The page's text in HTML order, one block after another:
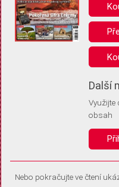
Pro základní fungování webu
(tzv. cookies apod.). Rádi
uložením volitelných informací:
Anonymní unikátní ID
Díky němu příště poznáme, že
Identifikátor je zcela anonymní.
Vaše souhlasy a odmítnutí si
vás už příště znovu neptali.
Další
obsah
Nebo pokračujte ve čtení